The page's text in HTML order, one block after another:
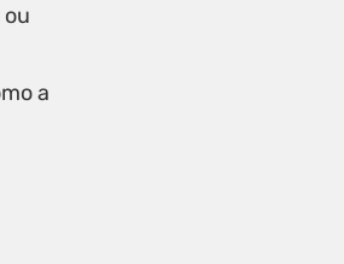
a